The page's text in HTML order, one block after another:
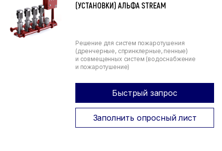
(УСТАНОВКИ) АЛЬФА STREAM
Решение для систем пожаротушения
(дренчерные, спринклерные, пенные)
и совмещенных систем (водоснабжение
и пожаротушение)
Быстрый запрос
Заполнить опросный лист